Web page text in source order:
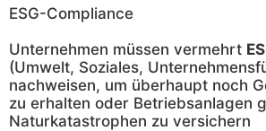
ESG-Compliance
Unternehmen müssen vermehrt
(Umwelt, Soziales,
nachweisen, um überhaupt noch
zu erhalten oder Betriebsanlagen
Naturkatastrophen zu versichern